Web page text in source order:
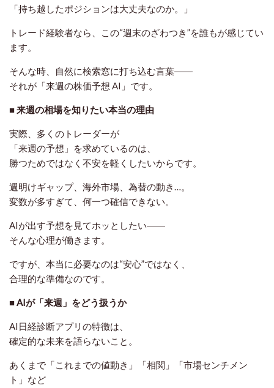
「持ち越したポジションは大丈夫なのか。」
トレード経験者なら、この“週末のざわつき”を誰もが感じてい
ます。
そんな時、自然に検索窓に打ち込む言葉――
それが「来週の株価予想 AI」です。
■ 来週の相場を知りたい本当の理由
実際、多くのトレーダーが
「来週の予想」を求めているのは、
勝つためではなく 不安を軽くしたいからです。
週明けギャップ、海外市場、為替の動き…。
変数が多すぎて、何一つ確信できない。
AIが出す予想を見てホッとしたい――
そんな心理が働きます。
ですが、本当に必要なのは“安心”ではなく、
合理的な準備なのです。
■ AIが「来週」をどう扱うか
AI日経診断アプリの特徴は、
確定的な未来を語らないこと。
あくまで「これまでの値動き」「相関」「市場センチメン
ト」など